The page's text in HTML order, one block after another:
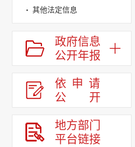
其他法定信息
政府信息
公开年报
依申请
公
开
地方部门
平台链接